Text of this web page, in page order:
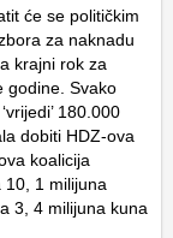
će se političkim
za naknadu
krajni rok za
godine. Svako
180.000
dobiti HDZ-ova
koalicija
1 milijuna
3, 4 milijuna kuna